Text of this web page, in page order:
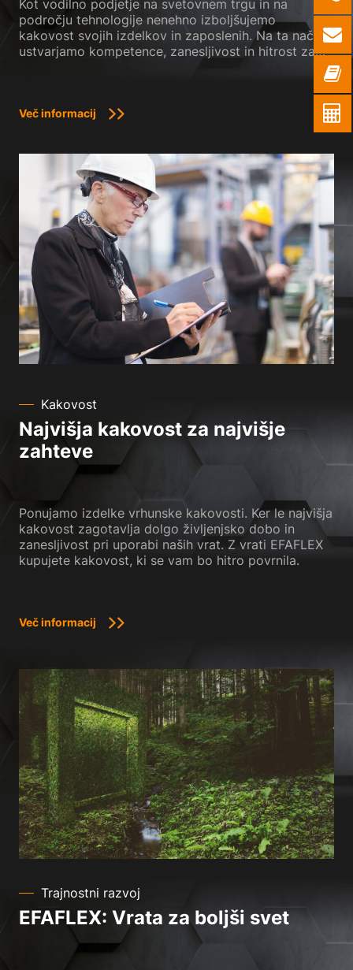
Kot vodilno podjetje na svetovnem trgu in na
področju tehnologije nenehno izboljšujemo
kakovost svojih izdelkov in zaposlenih. Na ta način
ustvarjamo kompetence, zanesljivost in hitrost za
Več informacij
Kakovost
Najvišja kakovost za najvišje
zahteve
Ponujamo izdelke vrhunske kakovosti. Ker le najvišja
kakovost zagotavlja dolgo življenjsko dobo in
zanesljivost pri uporabi naših vrat. Z vrati EFAFLEX
kupujete kakovost, ki se vam bo hitro povrnila.
Več informacij
Trajnostni razvoj
EFAFLEX: Vrata za boljši svet